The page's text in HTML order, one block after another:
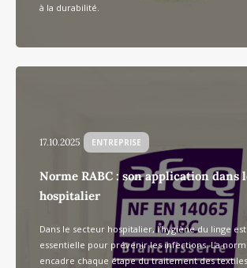
à la durabilité.
17.10.2025 ENTREPRISE
Norme RABC : son application dans
hospitalier
Dans le secteur hospitalier, l’hygiène du linge est
essentielle pour prévenir les infections. La
encadre chaque étape du traitement des